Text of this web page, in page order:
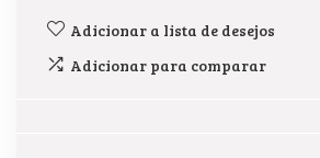
Adicionar a lista de desejos
Adicionar para comparar